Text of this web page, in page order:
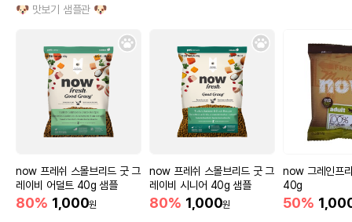
🐶 맛보기 샘플관 🐶
now 프레쉬 스몰브리드 굿 그
레이비 어덜트 40g 샘플
80% 1,000원
now 프레쉬 스몰브리드 굿 그
레이비 시니어 40g 샘플
80% 1,000원
now 그레인프
40g
50%